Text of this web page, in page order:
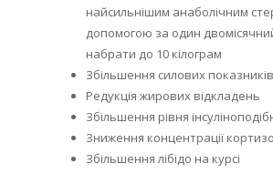
найсильнішим анаболічним
допомогою за один
набрати до 10 кілограм
Збільшення силових показників
Редукція жирових відкладень
Збільшення рівня
Зниження концентрації
Збільшення лібідо на курсі